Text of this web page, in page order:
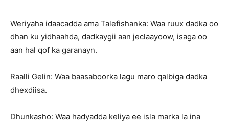
Weriyaha idaacadda ama Talefishanka: Waa ruux dadka oo
dhan ku yidhaahda, dadkaygii aan jeclaayoow, isaga oo
aan hal qof ka garanayn.
Raalli Gelin: Waa baasaboorka lagu maro qalbiga dadka
dhexdiisa.
Dhunkasho: Waa hadyadda keliya ee isla marka la ina